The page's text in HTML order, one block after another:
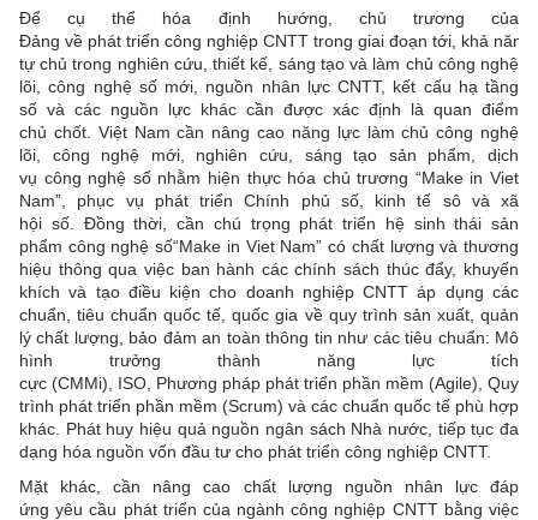
Để cụ thể hóa định hướng, chủ trương của
Đảng về phát triển công nghiệp CNTT trong giai đoạn tới, khả năng
tự chủ trong nghiên cứu, thiết kế, sáng tạo và làm chủ công nghệ
lõi, công nghệ số mới, nguồn nhân lực CNTT, kết cấu hạ tầng
số và các nguồn lực khác cần được xác định là quan điểm
chủ chốt. Việt Nam cần nâng cao năng lực làm chủ công nghệ
lõi, công nghệ mới, nghiên cứu, sáng tạo sản phẩm, dịch
vụ công nghệ số nhằm hiện thực hóa chủ trương “Make in Viet
Nam”, phục vụ phát triển Chính phủ số, kinh tế sô và xã
hội số. Đồng thời, cần chú trọng phát triển hệ sinh thái sản
phẩm công nghệ số“Make in Viet Nam” có chất lượng và thương
hiệu thông qua việc ban hành các chính sách thúc đẩy, khuyến
khích và tạo điều kiện cho doanh nghiệp CNTT áp dụng các
chuẩn, tiêu chuẩn quốc tế, quốc gia về quy trình sản xuất, quản
lý chất lượng, bảo đảm an toàn thông tin như các tiêu chuẩn: Mô
hình trưởng thành năng lực tích
cực (CMMi), ISO, Phương pháp phát triển phần mềm (Agile), Quy
trình phát triển phần mềm (Scrum) và các chuẩn quốc tế phù hợp
khác. Phát huy hiệu quả nguồn ngân sách Nhà nước, tiếp tục đa
dạng hóa nguồn vốn đầu tư cho phát triển công nghiệp CNTT.
Mặt khác, cần nâng cao chất lượng nguồn nhân lực đáp
ứng yêu cầu phát triển của ngành công nghiệp CNTT bằng việc